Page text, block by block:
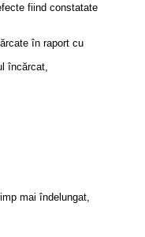
fiind constatate
în raport cu
încărcat,
mai îndelungat,